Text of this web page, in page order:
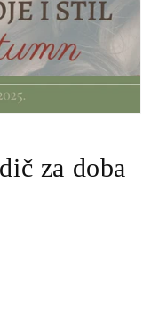
za doba